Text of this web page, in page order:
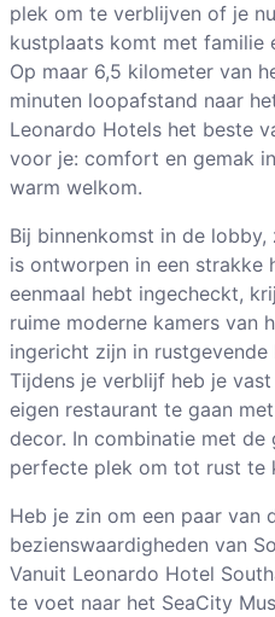
plek om te verblijven of je
kustplaats komt met familie
Op maar 6,5 kilometer van
minuten loopafstand naar
Leonardo Hotels het beste
voor je: comfort en gemak
warm welkom.
Bij binnenkomst in de
is ontworpen in een strakke
eenmaal hebt ingecheckt,
ruime moderne kamers van
ingericht zijn in rustgevende
Tijdens je verblijf heb je
eigen restaurant te gaan
decor. In combinatie met
perfecte plek om tot rust te
Heb je zin om een paar van
bezienswaardigheden van
Vanuit Leonardo Hotel
te voet naar het SeaCity